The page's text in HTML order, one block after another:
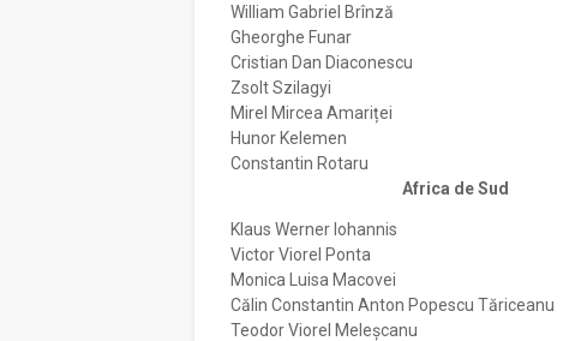
William Gabriel Brînză
Gheorghe Funar
Cristian Dan Diaconescu
Zsolt Szilagyi
Mirel Mircea Amariței
Hunor Kelemen
Constantin Rotaru
Africa de Sud
Klaus Werner Iohannis
Victor Viorel Ponta
Monica Luisa Macovei
Călin Constantin Anton Popescu Tăriceanu
Teodor Viorel Meleșcanu